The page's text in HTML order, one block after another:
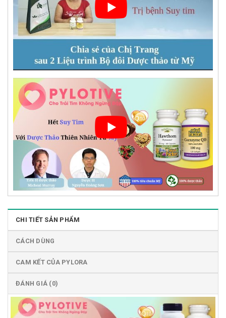
CHI TIẾT SẢN PHẨM
CÁCH DÙNG
CAM KẾT CỦA PYLORA
ĐÁNH GIÁ (0)